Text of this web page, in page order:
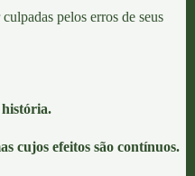
pelos erros de seus
história.
cujos efeitos são contínuos.